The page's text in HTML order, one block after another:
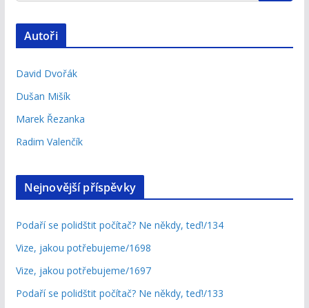
Autoři
David Dvořák
Dušan Mišík
Marek Řezanka
Radim Valenčík
Nejnovější příspěvky
Podaří se polidštit počítač? Ne někdy, teď!/134
Vize, jakou potřebujeme/1698
Vize, jakou potřebujeme/1697
Podaří se polidštit počítač? Ne někdy, teď!/133